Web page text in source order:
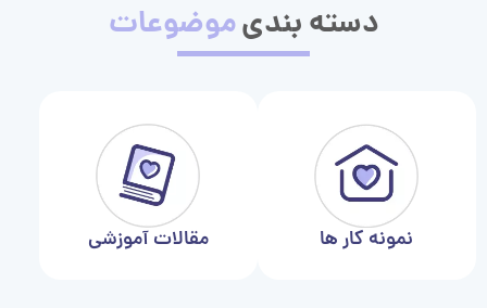
دسته بندیموضوعات
نمونه کار ها مقالات آموزشی